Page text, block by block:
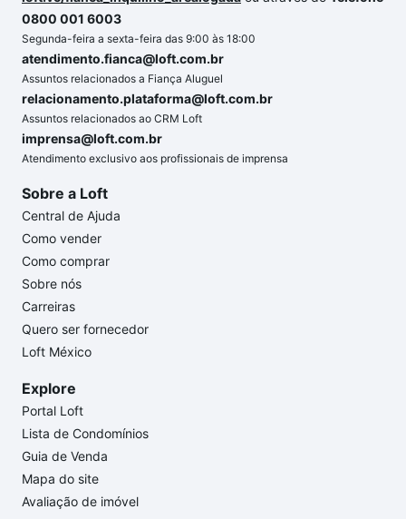
0800 001 6003
Segunda-feira a sexta-feira das 9:00 às 18:00
atendimento.fianca@loft.com.br
Assuntos relacionados a Fiança Aluguel
relacionamento.plataforma@loft.com.br
Assuntos relacionados ao CRM Loft
imprensa@loft.com.br
Atendimento exclusivo aos profissionais de imprensa
Sobre a Loft
Central de Ajuda
Como vender
Como comprar
Sobre nós
Carreiras
Quero ser fornecedor
Loft México
Explore
Portal Loft
Lista de Condomínios
Guia de Venda
Mapa do site
Avaliação de imóvel